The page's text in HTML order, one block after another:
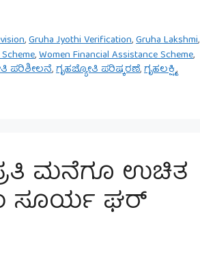
,Gruha Jyothi Verification,Gruha Lakshmi,
,Women Financial Assistance Scheme,
ಪರಿಶೀಲನೆ,ಗೃಹಜ್ಯೋತಿ ಪರಿಷ್ಕರಣೆ,ಗೃಹಲಕ್ಷ್ಮಿ,
ಪ್ರತಿ ಮನೆಗೂ ಉಚಿತ
ಸೂರ್ಯ ಘರ್